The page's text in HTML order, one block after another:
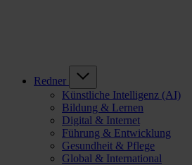
Redner
Künstliche Intelligenz (AI)
Bildung & Lernen
Digital & Internet
Führung & Entwicklung
Gesundheit & Pflege
Global & International